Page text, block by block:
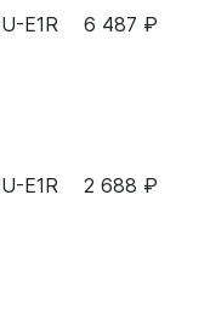
E1R
6 487 ₽
E1R
2 688 ₽